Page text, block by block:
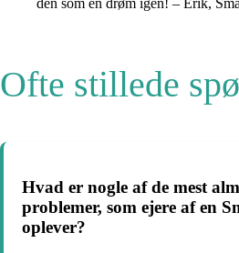
den som en drøm igen! – Erik,
Ofte stillede
Hvad er nogle af de mest
problemer, som ejere af en
oplever?